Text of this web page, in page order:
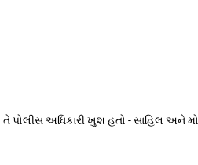
પોલીસ અધિકારી ખુશ હતો - સાહિલ અને